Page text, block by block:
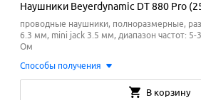
Наушники Beyerdynamic DT 880 Pro
проводные наушники, полноразмерные,
6.3 мм, mini jack 3.5 мм, диапазон частот: 5-
Ом
Способы получения
В корзину